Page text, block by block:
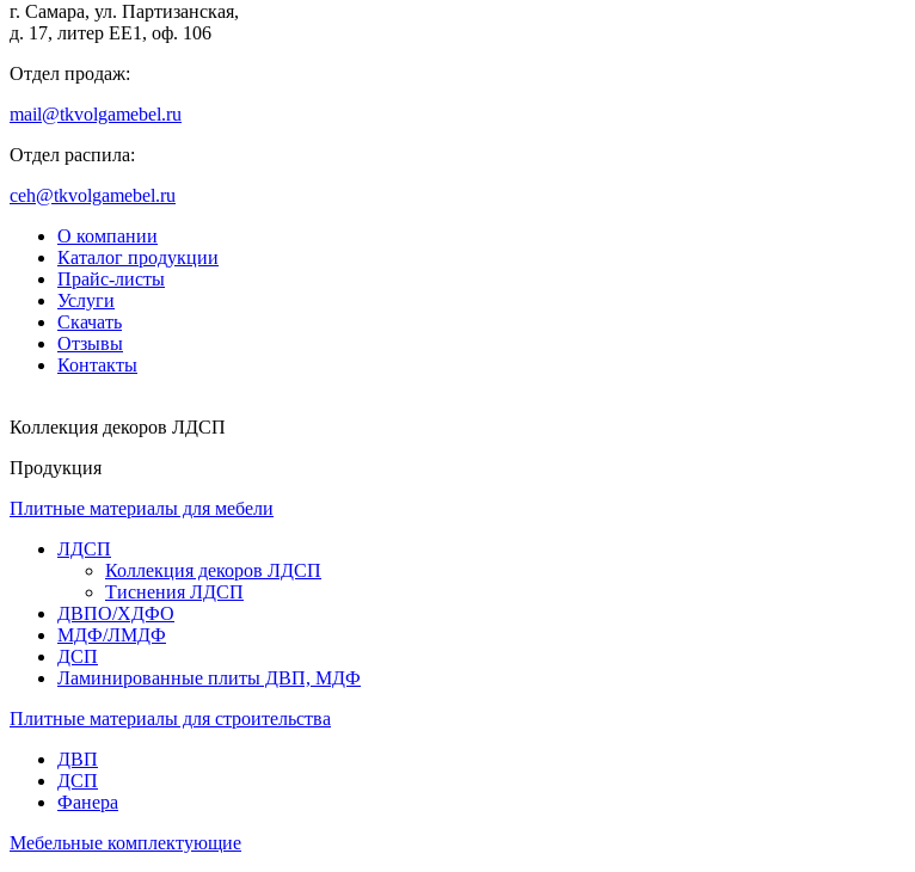
г. Самара, ул. Партизанская,
д. 17, литер ЕЕ1, оф. 106
Отдел продаж:
mail@tkvolgamebel.ru
Отдел распила:
ceh@tkvolgamebel.ru
О компании
Каталог продукции
Прайс-листы
Услуги
Скачать
Отзывы
Контакты
Коллекция декоров ЛДСП
Продукция
Плитные материалы для мебели
ЛДСП
Коллекция декоров ЛДСП
Тиснения ЛДСП
ДВПО/ХДФО
МДФ/ЛМДФ
ДСП
Ламинированные плиты ДВП, МДФ
Плитные материалы для строительства
ДВП
ДСП
Фанера
Мебельные комплектующие